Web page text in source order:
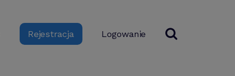
Rejestracja Logowanie